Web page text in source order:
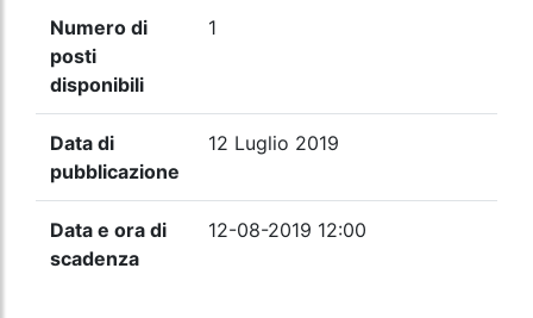
Numero di
posti
disponibili
1
Data di
pubblicazione
12 Luglio 2019
Data e ora di
scadenza
12-08-2019 12:00